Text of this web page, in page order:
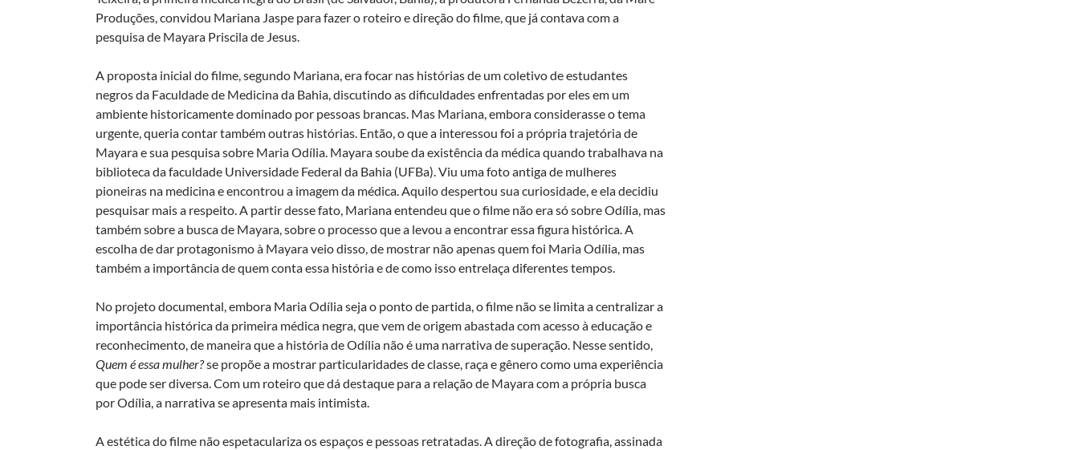
Produções, convidou Mariana Jaspe para fazer o roteiro e direção do filme, que já contava com a
pesquisa de Mayara Priscila de Jesus.
A proposta inicial do filme, segundo Mariana, era focar nas histórias de um coletivo de estudantes
negros da Faculdade de Medicina da Bahia, discutindo as dificuldades enfrentadas por eles em um
ambiente historicamente dominado por pessoas brancas. Mas Mariana, embora considerasse o tema
urgente, queria contar também outras histórias. Então, o que a interessou foi a própria trajetória de
Mayara e sua pesquisa sobre Maria Odília. Mayara soube da existência da médica quando trabalhava na
biblioteca da faculdade Universidade Federal da Bahia (UFBa). Viu uma foto antiga de mulheres
pioneiras na medicina e encontrou a imagem da médica. Aquilo despertou sua curiosidade, e ela decidiu
pesquisar mais a respeito. A partir desse fato, Mariana entendeu que o filme não era só sobre Odília, mas
também sobre a busca de Mayara, sobre o processo que a levou a encontrar essa figura histórica. A
escolha de dar protagonismo à Mayara veio disso, de mostrar não apenas quem foi Maria Odília, mas
também a importância de quem conta essa história e de como isso entrelaça diferentes tempos.
No projeto documental, embora Maria Odília seja o ponto de partida, o filme não se limita a centralizar a
importância histórica da primeira médica negra, que vem de origem abastada com acesso à educação e
reconhecimento, de maneira que a história de Odília não é uma narrativa de superação. Nesse sentido,
Quem é essa mulher?se propõe a mostrar particularidades de classe, raça e gênero como uma experiência
que pode ser diversa. Com um roteiro que dá destaque para a relação de Mayara com a própria busca
por Odília, a narrativa se apresenta mais intimista.
A estética do filme não espetaculariza os espaços e pessoas retratadas. A direção de fotografia, assinada